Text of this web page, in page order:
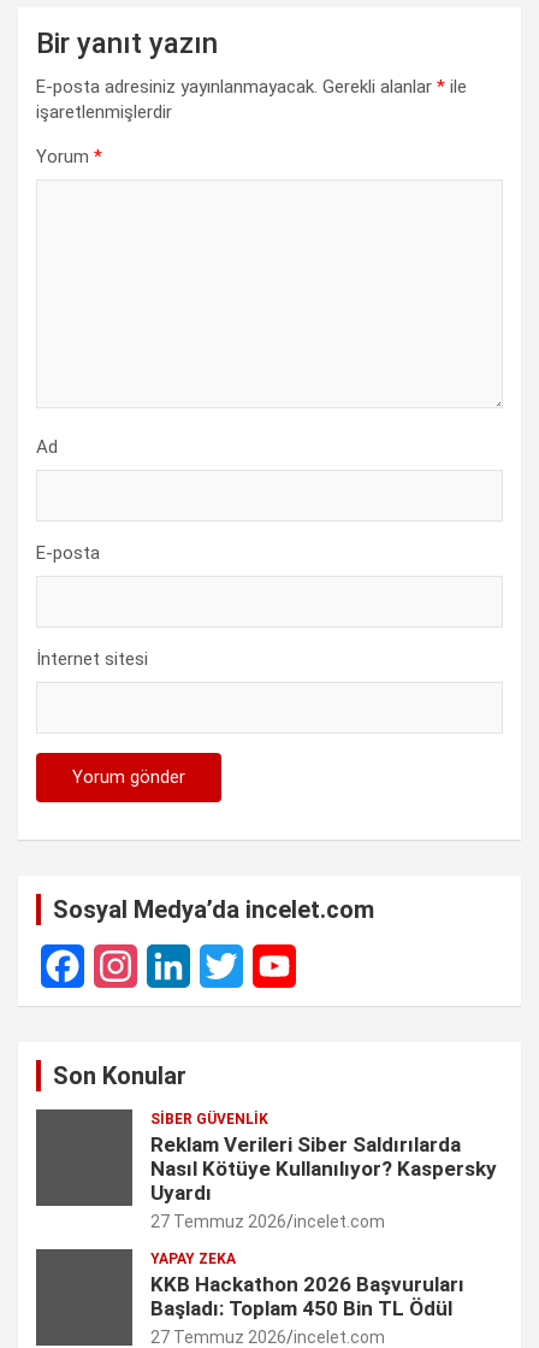
Bir yanıt yazın
E-posta adresiniz yayınlanmayacak. Gerekli alanlar * ile
işaretlenmişlerdir
Yorum *
Ad
E-posta
İnternet sitesi
Sosyal Medya’da incelet.com
F
I
L
k
e
d
n
T
t
t
e
r
Y
T
u
b
C
Son Konular
SIBER GÜVENLIK
Reklam Verileri Siber Saldırılarda
Nasıl Kötüye Kullanılıyor? Kaspersky
Uyardı
27 Temmuz 2026 incelet.com
YAPAY ZEKA
KKB Hackathon 2026 Başvuruları
Başladı: Toplam 450 Bin TL Ödül
27 Temmuz 2026 incelet.com